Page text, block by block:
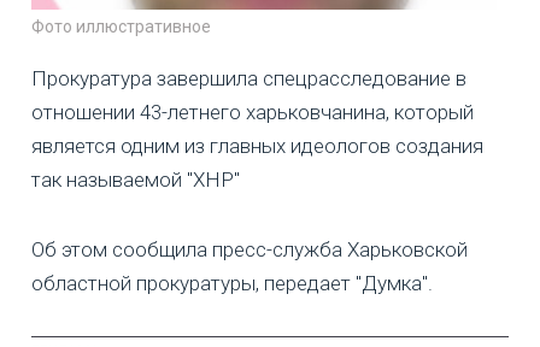
Фото иллюстративное
Прокуратура завершила спецрасследование в
отношении 43-летнего харьковчанина, который
является одним из главных идеологов создания
так называемой "ХНР"
Об этом сообщила пресс-служба Харьковской
областной прокуратуры, передает "Думка".